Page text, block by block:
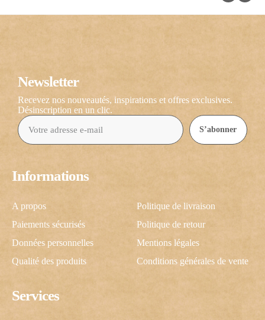
Services
Informations
A propos
Paiements sécurisés
Données personnelles
Qualité des produits
Politique de livraison
Politique de retour
Mentions légales
Conditions générales de vente
Newsletter
Recevez nos nouveautés, inspirations et offres exclusives.
Désinscription en un clic.
S’abonner